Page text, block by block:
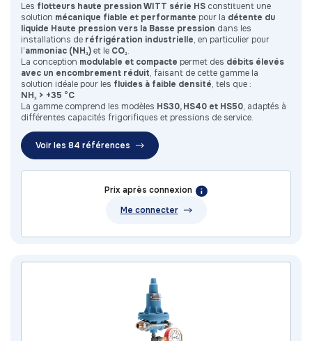
Les flotteurs haute pression WITT série HS constituent une
solution mécanique fiable et performante pour la détente du
liquide Haute pression vers la Basse pression dans les
installations de réfrigération industrielle, en particulier pour
l’ammoniac (NH₃)et le CO₂.
La conception modulable et compacte permet des débits élevés
avec un encombrement réduit, faisant de cette gamme la
solution idéale pour les fluides à faible densité, tels que :
NH₃ > +35 °C
La gamme comprend les modèles HS30, HS40 et HS50, adaptés à
différentes capacités frigorifiques et pressions de service.
Voir les 84 références
Prix après connexion
Me connecter